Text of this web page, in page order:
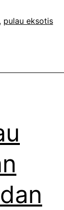
, pulau eksotis